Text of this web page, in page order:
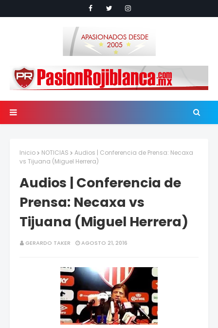
Inicio NOTICIAS
Audios | Conferencia de Prensa: Necaxa
vs Tijuana (Miguel Herrera)
Audios | Conferencia de
Prensa: Necaxa vs
Tijuana (Miguel Herrera)
GERARDO TAKER AGOSTO 21, 2016